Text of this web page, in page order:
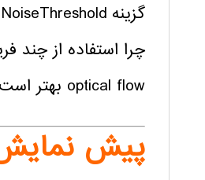
گزینه NoiseThreshold
چرا استفاده از چند
optical flow بهتر است؟
پیش نمایش